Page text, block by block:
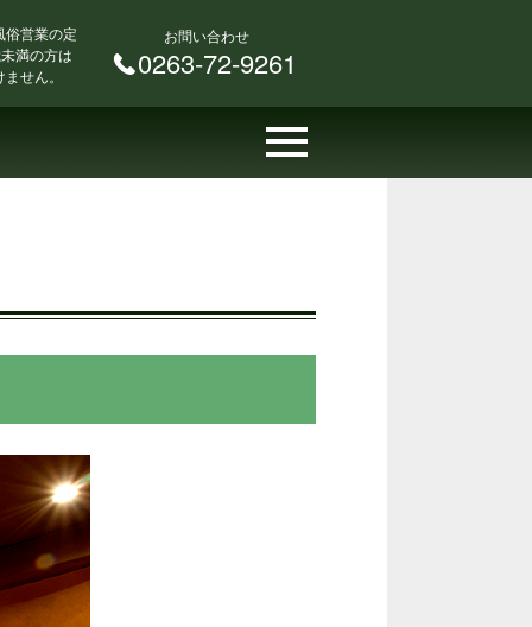
俗営業の定
満の方は
せん。
お問い合わせ
0263-72-9261